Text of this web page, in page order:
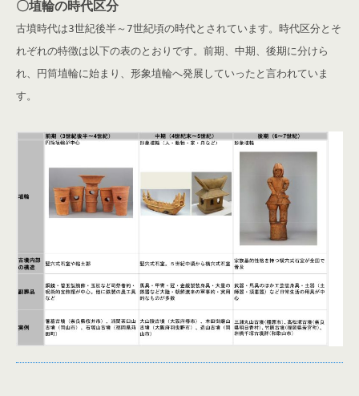
〇埴輪の時代区分
古墳時代は3世紀後半～7世紀頃の時代とされています。時代区分とそ
れぞれの特徴は以下の表のとおりです。前期、中期、後期に分けら
れ、円筒埴輪に始まり、形象埴輪へ発展していったと言われていま
す。